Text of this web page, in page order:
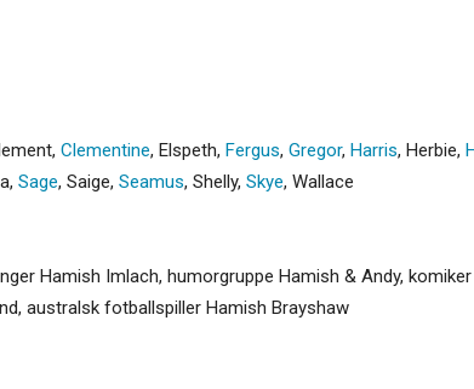
, Clementine, Elspeth, Fergus, Gregor, Harris, Herbie,
, Sage, Saige, Seamus, Shelly, Skye, Wallace
Hamish Imlach, humorgruppe Hamish & Andy,
australsk fotballspiller Hamish Brayshaw